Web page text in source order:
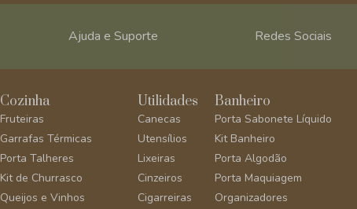
Ajuda e Suporte Redes Sociais
Cozinha
Fruteiras
Garrafas Térmicas
Porta Talheres
Kit de Churrasco
Queijos e Vinhos
Utilidades
Canecas
Utensílios
Lixeiras
Cinzeiros
Cigarreiras
Banheiro
Porta Sabonete Líquido
Kit Banheiro
Porta Algodão
Porta Maquiagem
Organizadores